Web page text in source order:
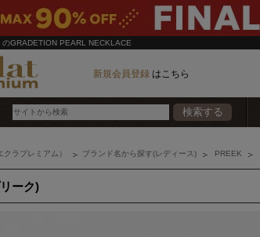
のGRADETION PEARL NECKLACE
新規会員登録 はこちら
検索する
ブランド
カテゴリ
ラプレミアム） ブランド名から探す(レディース) PREEK
ーク)